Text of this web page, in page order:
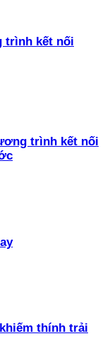
trình kết nối
trình kết nối
thính trải